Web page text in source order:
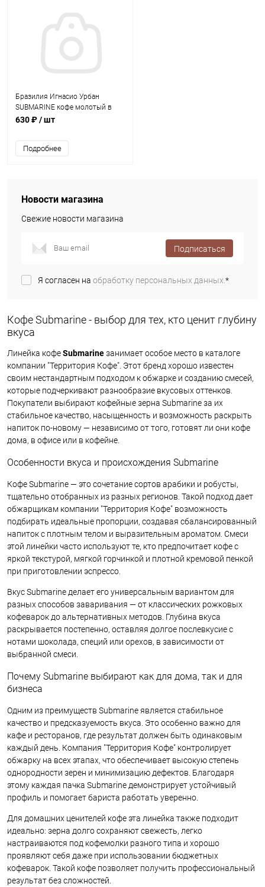
Бразилия Игнасио Урбан
SUBMARINE кофе молотый в
капсулах Nespresso, упак. 10 шт.
630 ₽/ шт
Подробнее
Новости магазина
Свежие новости магазина
Подписаться
Я согласен на обработку персональных данных.*
Кофе Submarine - выбор для тех, кто ценит глубину
вкуса
Линейка кофеSubmarineзанимает особое место в каталоге
компании "Территория Кофе". Этот бренд хорошо известен
своим нестандартным подходом к обжарке и созданию смесей,
которые подчеркивают разнообразие вкусовых оттенков.
Покупатели выбирают кофейные зерна Submarine за их
стабильное качество, насыщенность и возможность раскрыть
напиток по-новому — независимо от того, готовят ли они кофе
дома, в офисе или в кофейне.
Особенности вкуса и происхождения Submarine
Кофе Submarine — это сочетание сортов арабики и робусты,
тщательно отобранных из разных регионов. Такой подход дает
обжарщикам компании "Территория Кофе" возможность
подбирать идеальные пропорции, создавая сбалансированный
напиток с плотным телом и выразительным ароматом. Смеси
этой линейки часто используют те, кто предпочитает кофе с
яркой текстурой, мягкой горчинкой и плотной кремовой пенкой
при приготовлении эспрессо.
Вкус Submarine делает его универсальным вариантом для
разных способов заваривания — от классических рожковых
кофеварок до альтернативных методов. Глубина вкуса
раскрывается постепенно, оставляя долгое послевкусие с
нотами шоколада, специй или орехов, в зависимости от
выбранной смеси.
Почему Submarine выбирают как для дома, так и для
бизнеса
Одним из преимуществ Submarine является стабильное
качество и предсказуемость вкуса. Это особенно важно для
кафе и ресторанов, где результат должен быть одинаковым
каждый день. Компания "Территория Кофе" контролирует
обжарку на всех этапах, что обеспечивает высокую степень
однородности зерен и минимизацию дефектов. Благодаря
этому каждая пачка Submarine демонстрирует устойчивый
профиль и помогает бариста работать уверенно.
Для домашних ценителей кофе эта линейка также подходит
идеально: зерна долго сохраняют свежесть, легко
настраиваются под кофемолки разного типа и хорошо
проявляют себя даже при использовании бюджетных
кофеварок. Такой кофе позволяет получить профессиональный
результат без сложностей.